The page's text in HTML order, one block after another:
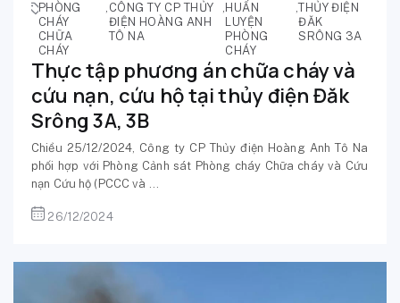
PHÒNG
CHÁY
CHỮA
CHÁY
, CÔNG TY CP THỦY
ĐIỆN HOÀNG ANH
TÔ NA
, HUẤN
LUYỆN
PHÒNG
CHÁY
,THỦY ĐIỆN
ĐĂK
SRÔNG 3A
Thực tập phương án chữa cháy và
cứu nạn, cứu hộ tại thủy điện Đăk
Srông 3A, 3B
Chiều 25/12/2024, Công ty CP Thủy điện Hoàng Anh Tô Na
phối hợp với Phòng Cảnh sát Phòng cháy Chữa cháy và Cứu
nạn Cứu hộ (PCCC và ...
26/12/2024